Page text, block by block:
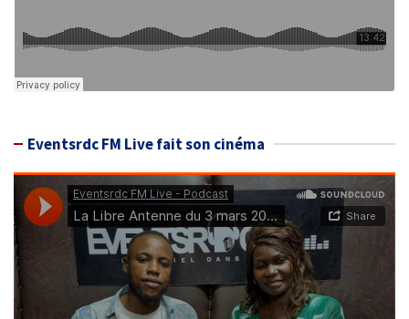
Eventsrdc FM Live fait son cinéma